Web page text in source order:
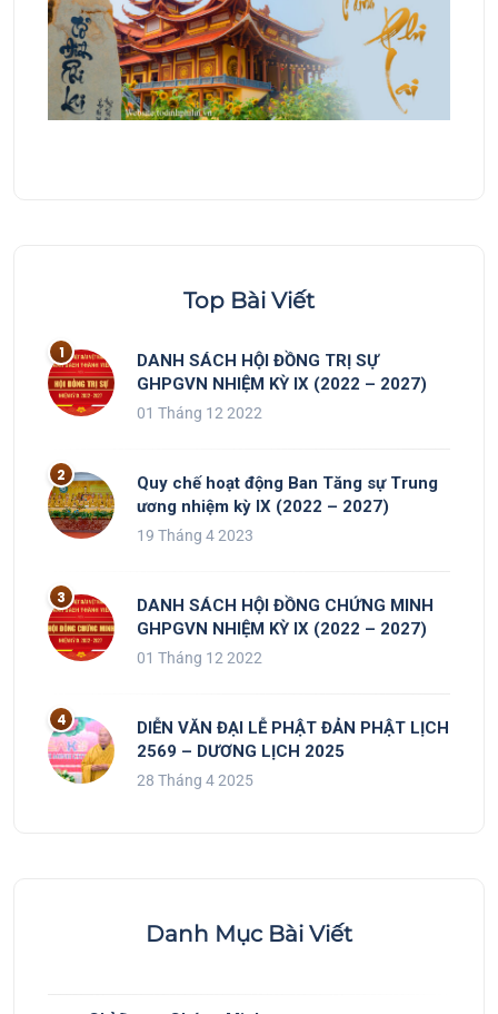
Top Bài Viết
DANH SÁCH HỘI ĐỒNG TRỊ SỰ
GHPGVN NHIỆM KỲ IX (2022 – 2027)
01 Tháng 12 2022
Quy chế hoạt động Ban Tăng sự Trung
ương nhiệm kỳ IX (2022 – 2027)
19 Tháng 4 2023
DANH SÁCH HỘI ĐỒNG CHỨNG MINH
GHPGVN NHIỆM KỲ IX (2022 – 2027)
01 Tháng 12 2022
DIỄN VĂN ĐẠI LỄ PHẬT ĐẢN PHẬT LỊCH
2569 – DƯƠNG LỊCH 2025
28 Tháng 4 2025
Danh Mục Bài Viết